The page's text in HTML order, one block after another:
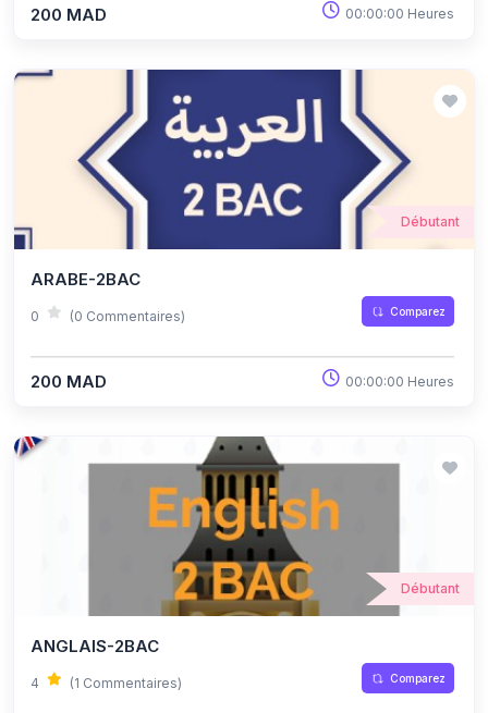
200 MAD 00:00:00 Heures
Débutant
ARABE-2BAC
0 (0 Commentaires) Comparez
200 MAD 00:00:00 Heures
Débutant
ANGLAIS-2BAC
4 (1 Commentaires) Comparez